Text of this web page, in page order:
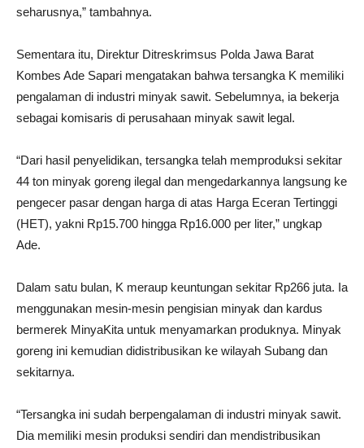
seharusnya,” tambahnya.
Sementara itu, Direktur Ditreskrimsus Polda Jawa Barat
Kombes Ade Sapari mengatakan bahwa tersangka K memiliki
pengalaman di industri minyak sawit. Sebelumnya, ia bekerja
sebagai komisaris di perusahaan minyak sawit legal.
“Dari hasil penyelidikan, tersangka telah memproduksi sekitar
44 ton minyak goreng ilegal dan mengedarkannya langsung ke
pengecer pasar dengan harga di atas Harga Eceran Tertinggi
(HET), yakni Rp15.700 hingga Rp16.000 per liter,” ungkap
Ade.
Dalam satu bulan, K meraup keuntungan sekitar Rp266 juta. Ia
menggunakan mesin-mesin pengisian minyak dan kardus
bermerek MinyaKita untuk menyamarkan produknya. Minyak
goreng ini kemudian didistribusikan ke wilayah Subang dan
sekitarnya.
“Tersangka ini sudah berpengalaman di industri minyak sawit.
Dia memiliki mesin produksi sendiri dan mendistribusikan